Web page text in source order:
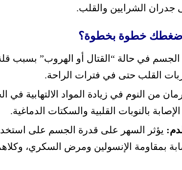
الشرايين والقلب.
خطوة بخطوة؟
الجسم في حالة “القتال أو الهروب” بسبب
القلب حتى في فترات الراحة.
من النوم في زيادة المواد الالتهابية
بالنوبات القلبية والسكتات الدماغية.
يؤثر السهر على قدرة الجسم على
بمقاومة الإنسولين ومرض السكري،